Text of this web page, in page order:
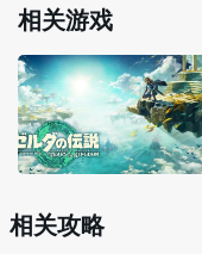
相关游戏
相关攻略